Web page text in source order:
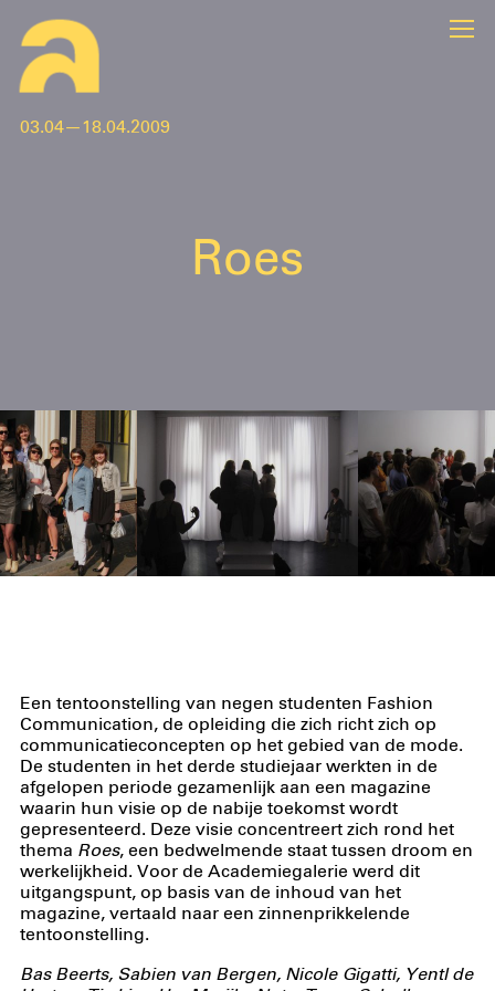
03.04—18.04.2009
Roes
Een tentoonstelling van negen studenten Fashion
Communication, de opleiding die zich richt zich op
communicatieconcepten op het gebied van de mode.
De studenten in het derde studiejaar werkten in de
afgelopen periode gezamenlijk aan een magazine
waarin hun visie op de nabije toekomst wordt
gepresenteerd. Deze visie concentreert zich rond het
thema Roes, een bedwelmende staat tussen droom en
werkelijkheid. Voor de Academiegalerie werd dit
uitgangspunt, op basis van de inhoud van het
magazine, vertaald naar een zinnenprikkelende
tentoonstelling.
Bas Beerts, Sabien van Bergen, Nicole Gigatti, Yentl de